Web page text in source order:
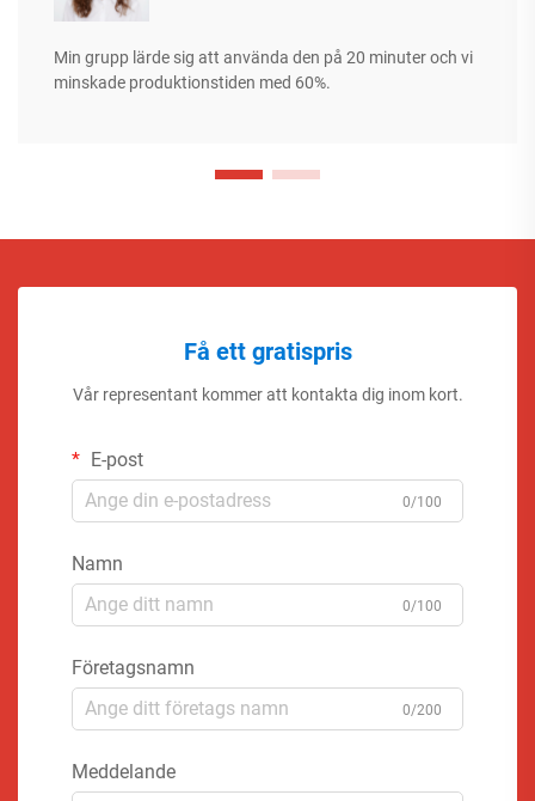
Min grupp lärde sig att använda den på 20 minuter och vi
minskade produktionstiden med 60%.
Få ett gratispris
Vår representant kommer att kontakta dig inom kort.
E-post
0/100
Namn
0/100
Företagsnamn
0/200
Meddelande